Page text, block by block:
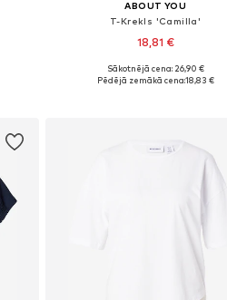
ABOUT YOU
T-Krekls 'Camilla'
18,81 €
Pieejamie izmēri: XS, S, M, L, XL
Sākotnējā cena: 26,90 €
Pēdējā zemākā cena:18,83 €